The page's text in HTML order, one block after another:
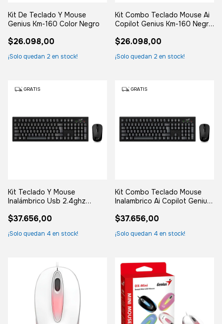
Kit De Teclado Y Mouse
Genius Km-160 Color Negro
$26.098,00
¡Solo quedan 2 en stock!
Kit Combo Teclado Mouse Ai
Copilot Genius Km-160 Negro
$26.098,00
¡Solo quedan 2 en stock!
GRATIS
Kit Teclado Y Mouse
Inalámbrico Usb 2.4ghz
Mouse Negro Color Del
$37.656,00
¡Solo quedan 4 en stock!
GRATIS
Kit Combo Teclado Mouse
Inalambrico Ai Copilot Genius
$37.656,00
¡Solo quedan 4 en stock!